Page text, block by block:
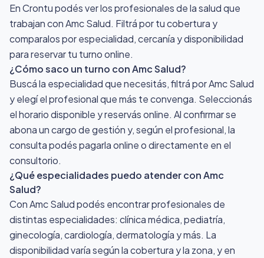
En Crontu podés ver los profesionales de la salud que
trabajan con Amc Salud. Filtrá por tu cobertura y
comparalos por especialidad, cercanía y disponibilidad
para reservar tu turno online.
¿Cómo saco un turno con Amc Salud?
Buscá la especialidad que necesitás, filtrá por Amc Salud
y elegí el profesional que más te convenga. Seleccionás
el horario disponible y reservás online. Al confirmar se
abona un cargo de gestión y, según el profesional, la
consulta podés pagarla online o directamente en el
consultorio.
¿Qué especialidades puedo atender con Amc
Salud?
Con Amc Salud podés encontrar profesionales de
distintas especialidades: clínica médica, pediatría,
ginecología, cardiología, dermatología y más. La
disponibilidad varía según la cobertura y la zona, y en